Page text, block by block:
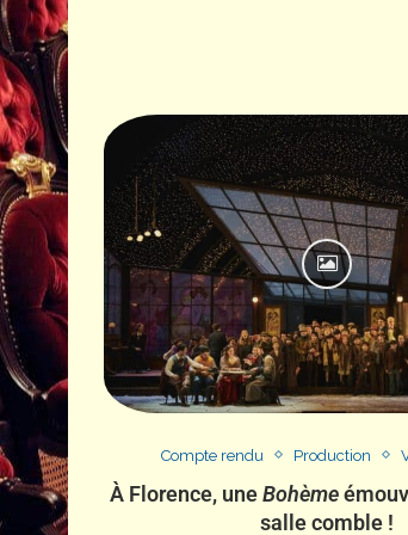
Compte rendu Production
À Florence, uneBohème
salle comble !